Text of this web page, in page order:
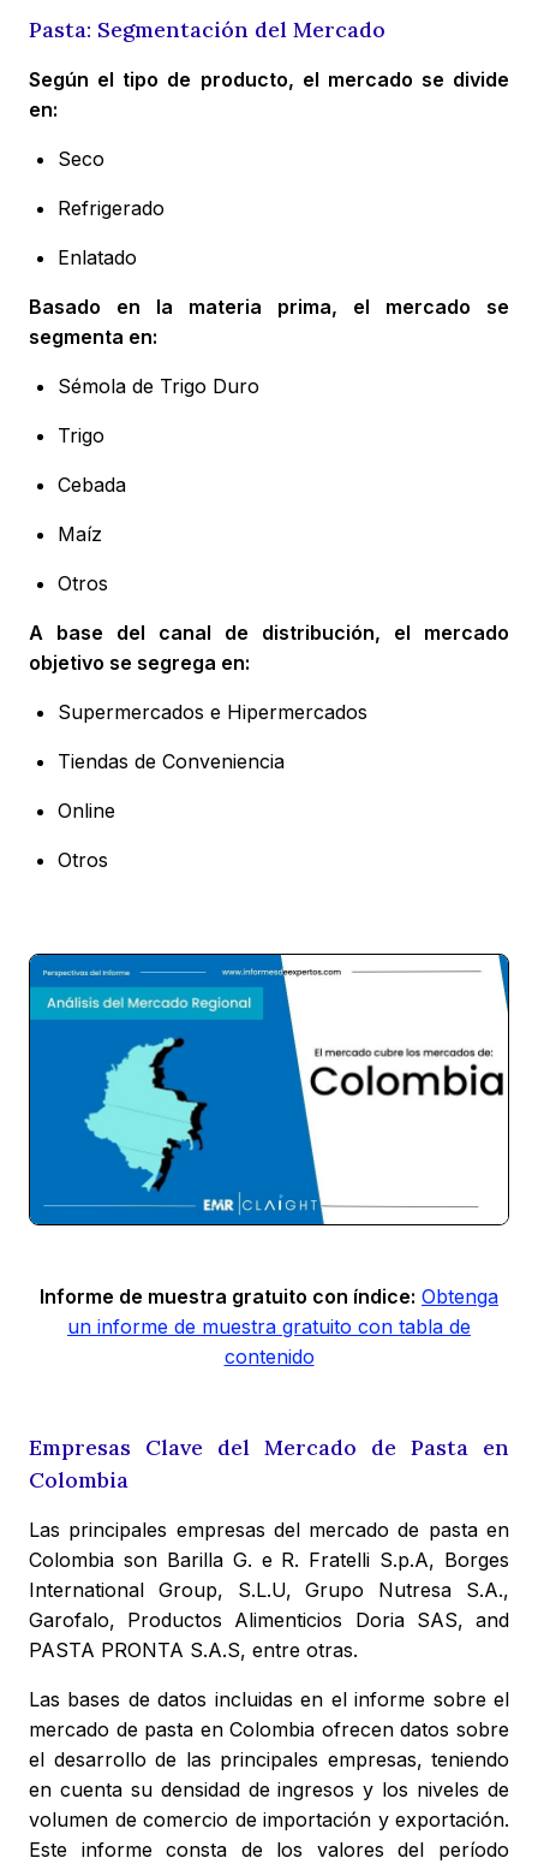
Pasta: Segmentación del Mercado
Según el tipo de producto, el mercado se divide
en:
Seco
Refrigerado
Enlatado
Basado en la materia prima, el mercado se
segmenta en:
Sémola de Trigo Duro
Trigo
Cebada
Maíz
Otros
A base del canal de distribución, el mercado
objetivo se segrega en:
Supermercados e Hipermercados
Tiendas de Conveniencia
Online
Otros
Informe de muestra gratuito con índice: Obtenga
un informe de muestra gratuito con tabla de
contenido
Empresas Clave del Mercado de Pasta en
Colombia
Las principales empresas del mercado de pasta en
Colombia son Barilla G. e R. Fratelli S.p.A, Borges
International Group, S.L.U, Grupo Nutresa S.A.,
Garofalo, Productos Alimenticios Doria SAS, and
PASTA PRONTA S.A.S, entre otras.
Las bases de datos incluidas en el informe sobre el
mercado de pasta en Colombia ofrecen datos sobre
el desarrollo de las principales empresas, teniendo
en cuenta su densidad de ingresos y los niveles de
volumen de comercio de importación y exportación.
Este informe consta de los valores del período